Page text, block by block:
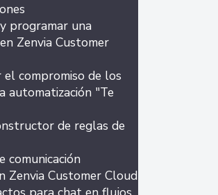
programar una
Zenvia Customer
el compromiso de los
automatización "Te
de reglas de
comunicación
Zenvia Customer Cloud